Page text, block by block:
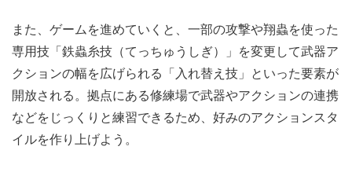
また、ゲームを進めていくと、一部の攻撃や翔蟲を使った
専用技「鉄蟲糸技（てっちゅうしぎ）」を変更して武器ア
クションの幅を広げられる「入れ替え技」といった要素が
開放される。拠点にある修練場で武器やアクションの連携
などをじっくりと練習できるため、好みのアクションスタ
イルを作り上げよう。